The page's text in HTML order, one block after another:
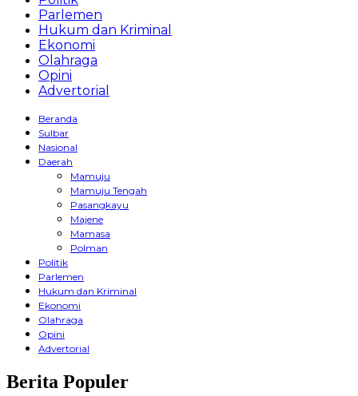
Parlemen
Hukum dan Kriminal
Ekonomi
Olahraga
Opini
Advertorial
Beranda
Sulbar
Nasional
Daerah
Mamuju
Mamuju Tengah
Pasangkayu
Majene
Mamasa
Polman
Politik
Parlemen
Hukum dan Kriminal
Ekonomi
Olahraga
Opini
Advertorial
Berita Populer